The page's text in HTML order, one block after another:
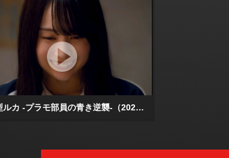
量産型ルカ -プラモ部員の青き逆襲-（2025/08/07放送分）第06話